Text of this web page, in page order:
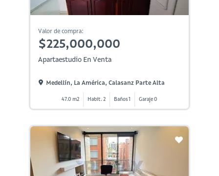
Valor de compra:
$225,000,000
Apartaestudio En Venta
Medellín, La América, Calasanz Parte Alta
47.0 m2 Habit. 2 Baños 1 Garaje 0